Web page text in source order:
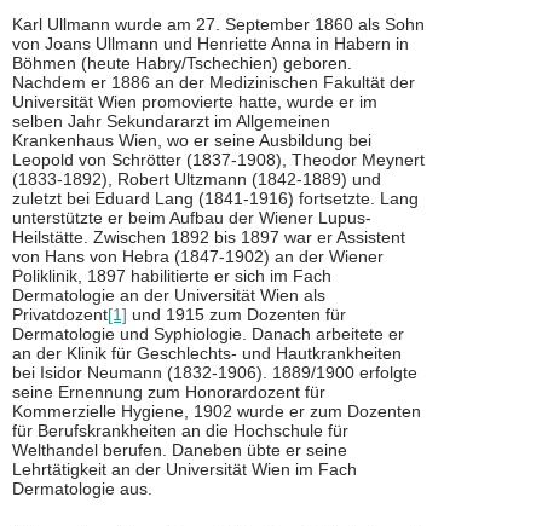
Karl Ullmann wurde am 27. September 1860 als Sohn
von Joans Ullmann und Henriette Anna in Habern in
Böhmen (heute Habry/Tschechien) geboren.
Nachdem er 1886 an der Medizinischen Fakultät der
Universität Wien promovierte hatte, wurde er im
selben Jahr Sekundararzt im Allgemeinen
Krankenhaus Wien, wo er seine Ausbildung bei
Leopold von Schrötter (1837-1908), Theodor Meynert
(1833-1892), Robert Ultzmann (1842-1889) und
zuletzt bei Eduard Lang (1841-1916) fortsetzte. Lang
unterstützte er beim Aufbau der Wiener Lupus-
Heilstätte. Zwischen 1892 bis 1897 war er Assistent
von Hans von Hebra (1847-1902) an der Wiener
Poliklinik, 1897 habilitierte er sich im Fach
Dermatologie an der Universität Wien als
Privatdozent[1] und 1915 zum Dozenten für
Dermatologie und Syphiologie. Danach arbeitete er
an der Klinik für Geschlechts- und Hautkrankheiten
bei Isidor Neumann (1832-1906). 1889/1900 erfolgte
seine Ernennung zum Honorardozent für
Kommerzielle Hygiene, 1902 wurde er zum Dozenten
für Berufskrankheiten an die Hochschule für
Welthandel berufen. Daneben übte er seine
Lehrtätigkeit an der Universität Wien im Fach
Dermatologie aus.